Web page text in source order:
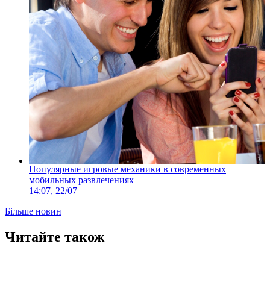
Популярные игровые механики в современных
мобильных развлечениях
14:07, 22/07
Більше новин
Читайте також